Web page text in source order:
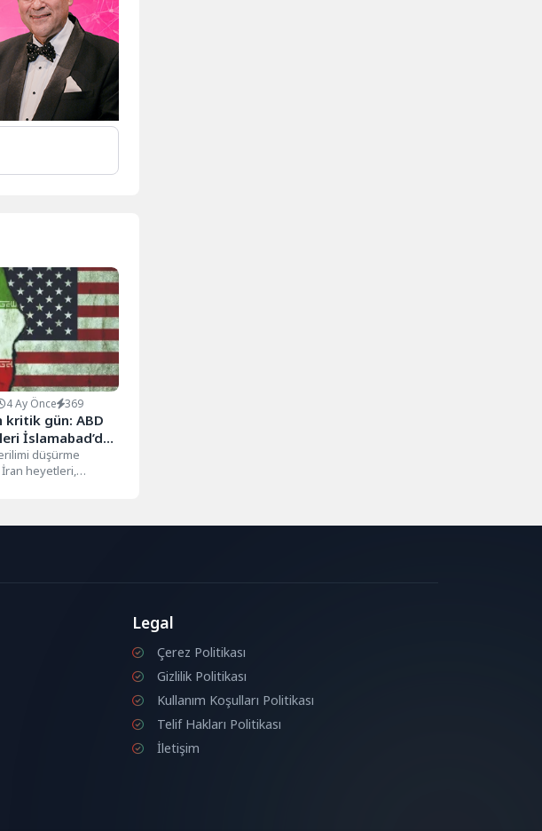
4 Ay Önce 369
kritik gün: ABD
İslamabad’da
düşürme
İran heyetleri,
Legal
Çerez Politikası
Gizlilik Politikası
Kullanım Koşulları Politikası
Telif Hakları Politikası
İletişim